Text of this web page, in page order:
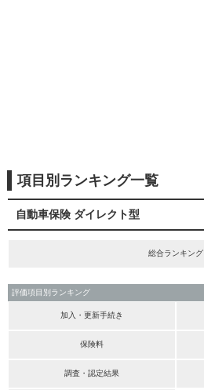
項目別ランキング一覧
自動車保険 ダイレクト型
総合ランキング
評価項目別ランキング
加入・更新手続き
保険料
調査・認定結果